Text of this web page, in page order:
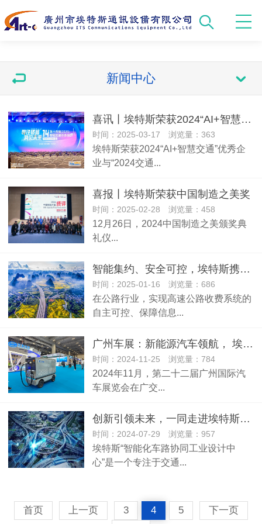
新闻中心
喜讯丨埃特斯荣获2024“AI+智慧交通”优秀企业与“2024交通感知优秀产品奖”两项大奖
时间：2025-03-17 浏览量：363
埃特斯荣获2024“AI+智慧交通”优秀企
业与“2024交通...
喜报丨埃特斯荣获中国制造之美奖
时间：2025-02-28 浏览量：458
12月26日，2024中国制造之美颁奖典
礼仪...
智能集约、安全可控，埃特斯携手飞腾助力高速收费站“双升级”
时间：2025-01-16 浏览量：686
在公路行业，实现高速公路收费系统的
自主可控、保障信息...
广州车展：新能源汽车领航， 埃特斯iRob-SMC1充电车大放异彩
时间：2024-11-25 浏览量：784
2024年11月，第二十二届广州国际汽
车展览会在广交...
创新引领未来，一同走进埃特斯工业设计中心！
时间：2024-07-29 浏览量：957
埃特斯“智能化车路协同工业设计中
心”是一个专注于交通...
首页 上一页 3 4 5
下一页